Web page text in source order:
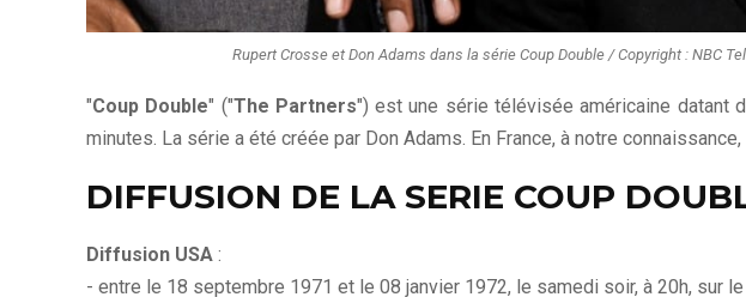
Rupert Crosse et Don Adams dans la série Coup Double / Copyright : NBC
"Coup Double" ("The Partners") est une série télévisée américaine datant
minutes. La série a été créée par Don Adams. En France, à notre
DIFFUSION DE LA SERIE COUP
Diffusion USA :
- entre le 18 septembre 1971 et le 08 janvier 1972, le samedi soir, à 20h, sur le